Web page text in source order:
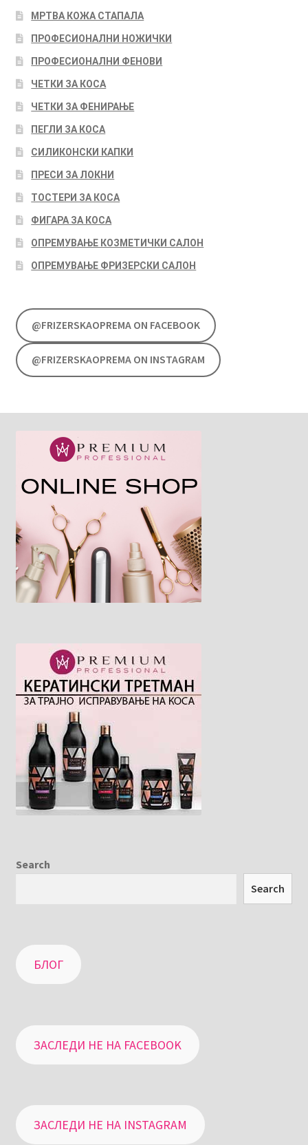
МРТВА КОЖА СТАПАЛА
ПРОФЕСИОНАЛНИ НОЖИЧКИ
ПРОФЕСИОНАЛНИ ФЕНОВИ
ЧЕТКИ ЗА КОСА
ЧЕТКИ ЗА ФЕНИРАЊЕ
ПЕГЛИ ЗА КОСА
СИЛИКОНСКИ КАПКИ
ПРЕСИ ЗА ЛОКНИ
ТОСТЕРИ ЗА КОСА
ФИГАРА ЗА КОСА
ОПРЕМУВАЊЕ КОЗМЕТИЧКИ САЛОН
ОПРЕМУВАЊЕ ФРИЗЕРСКИ САЛОН
@FRIZERSKAOPREMA ON FACEBOOK
@FRIZERSKAOPREMA ON INSTAGRAM
Search
Search
БЛОГ
ЗАСЛЕДИ НЕ НА FACEBOOK
ЗАСЛЕДИ НЕ НА INSTAGRAM